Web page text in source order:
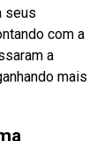
seus
com a
a
mais